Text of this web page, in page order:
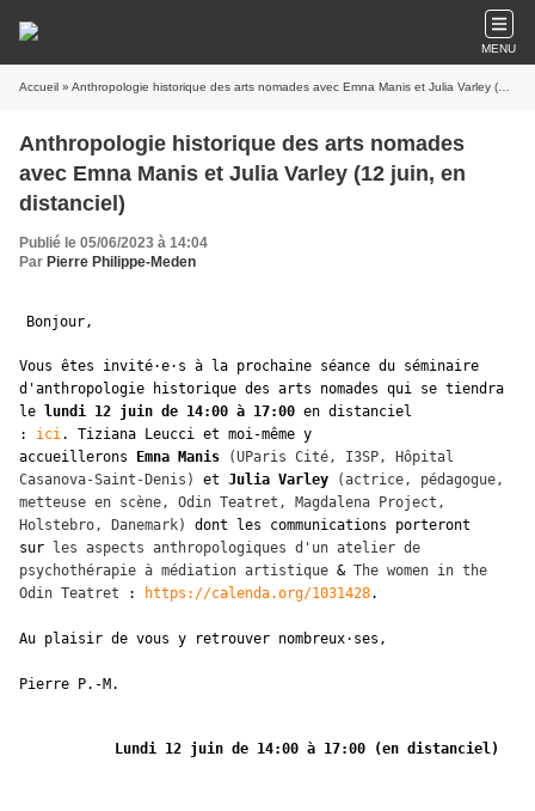
MENU
Accueil » Anthropologie historique des arts nomades avec Emna Manis et Julia Varley (12 juin, en distanciel)
Anthropologie historique des arts nomades
avec Emna Manis et Julia Varley (12 juin, en
distanciel)
Publié le 05/06/2023 à 14:04
Par Pierre Philippe-Meden
Bonjour,
Vous êtes invité·e·s à la prochaine séance du séminaire
d'anthropologie historique des arts nomades qui se tiendra
le
lundi 12 juin de 14:00 à 17:00 en distanciel
: ici. Tiziana Leucci et moi-même y
accueillerons
Emna Manis
(UParis Cité, I3SP, Hôpital
Casanova-Saint-Denis)
et Julia Varley
(actrice, pédagogue,
metteuse en scène, Odin Teatret, Magdalena Project,
Holstebro, Danemark)
dont les communications porteront
sur
les aspects anthropologiques d'un atelier de
psychothérapie à médiation artistique & The women in the
Odin Teatret : https://calenda.org/1031428.
Au plaisir de vous y retrouver nombreux·ses,
Pierre P.-M.
Lundi 12 juin de 14:00 à 17:00 (en distanciel)